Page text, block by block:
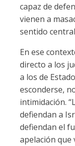
capaz de
vienen a
sentido
En ese
directo a los
a los de
esconderse,
intimidación.
defiendan a
defiendan el
apelación que